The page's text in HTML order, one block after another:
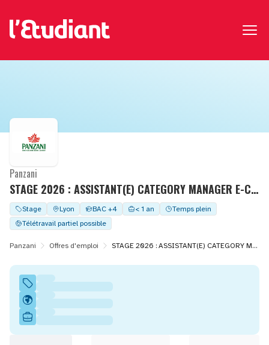
STAGE 2026 : ASSISTANT(E) CATEGORY MANAGER E-COMMERCE F/H
Panzani
Stage Lyon BAC +4 < 1 an
Temps plein
Télétravail partiel possible
Panzani Offres d'emploi STAGE 2026 : ASSISTANT(E) CATEGORY MANAGER E-COMMERCE F/H